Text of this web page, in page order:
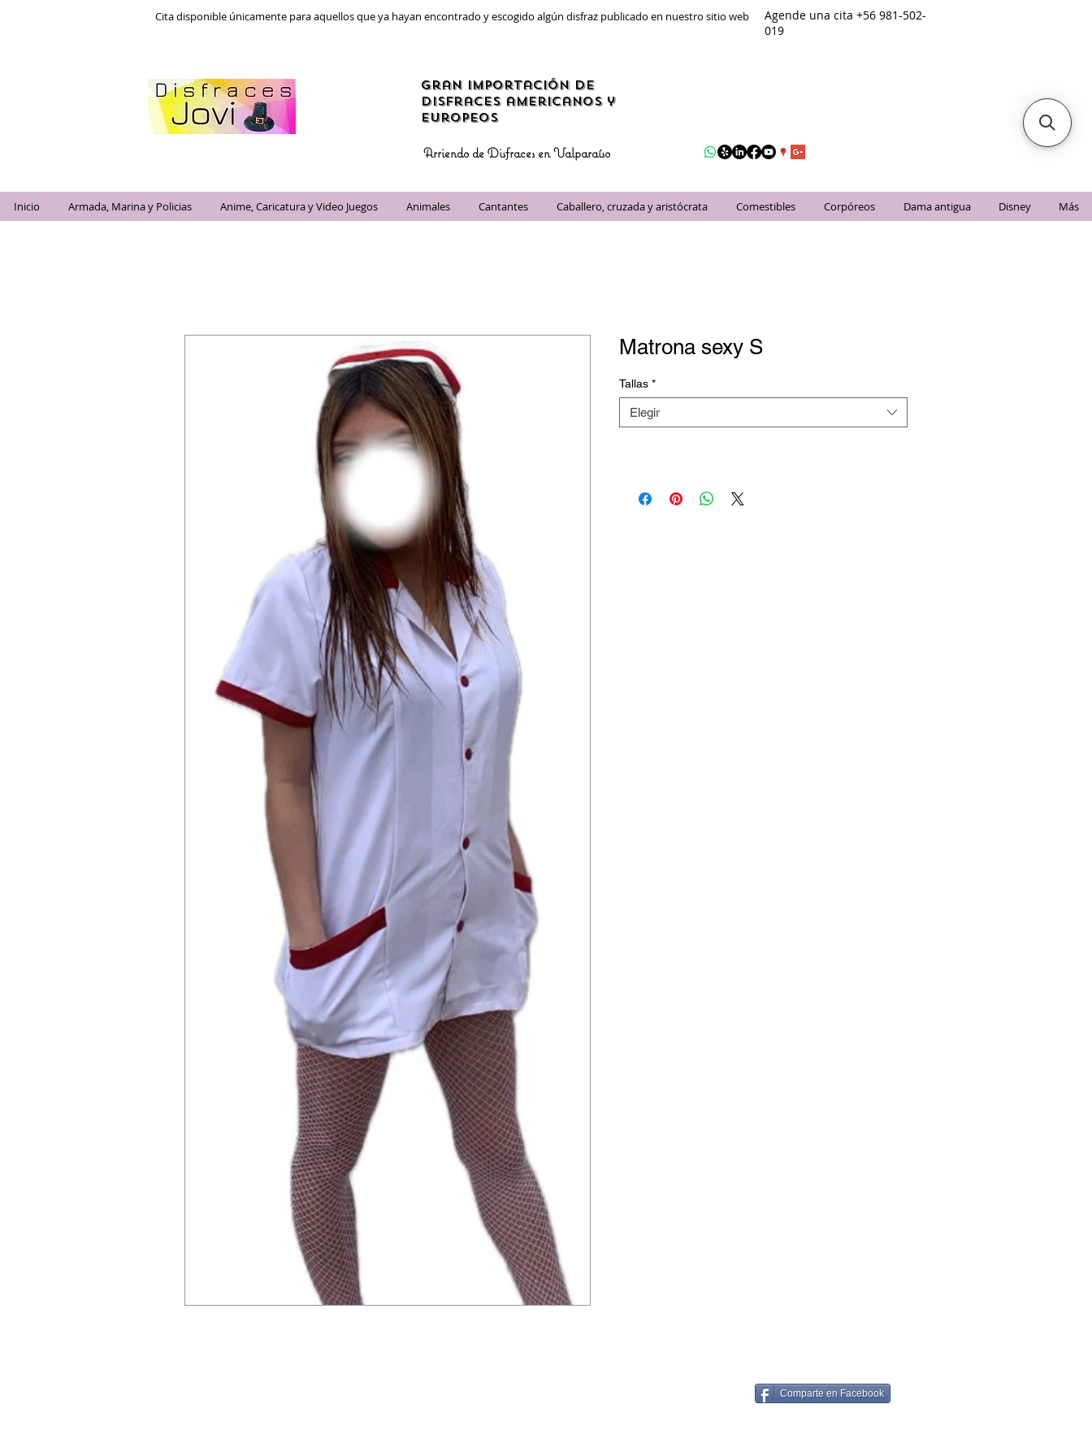
Cita disponible únicamente para aquellos que ya hayan encontrado y escogido algún disfraz publicado en nuestro sitio web
Agende una cita +56 981-502-
019
gran importación de
disfraces americanos y
Europeos
Arriendo de Disfraces en Valparaíso
Inicio Armada, Marina y Policias Anime, Caricatura y Video Juegos Animales Cantantes Caballero, cruzada y aristócrata Comestibles Corpóreos Dama antigua Disney Más
Matrona sexy S
Tallas *
Elegir
Comparte en Facebook